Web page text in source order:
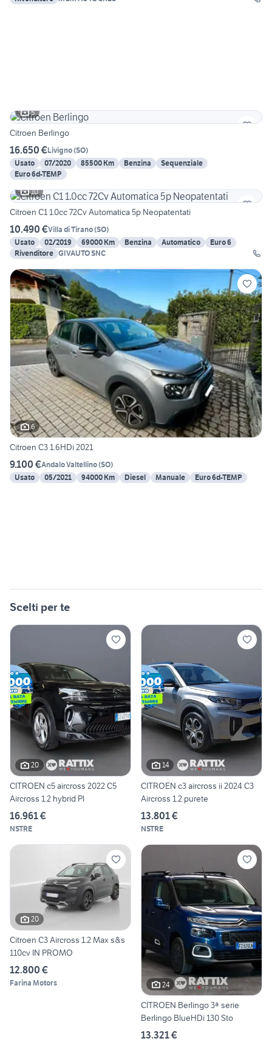
5
Citroen Berlingo
16.650 €Livigno(SO)
Usato
07/2020 85500 Km Benzina
Sequenziale
Euro 6d-TEMP
10
Citroen C1 1.0cc 72Cv Automatica 5p Neopatentati
10.490 €Villa di Tirano(SO)
Usato
02/2019 69000 Km Benzina Automatico
Euro 6
Rivenditore GIVAUTO SNC
6
Citroen C3 1.6HDi 2021
9.100 €Andalo Valtellino(SO)
Usato
05/2021 94000 Km Diesel Manuale Euro 6d-TEMP
Scelti per te
20
CITROEN c5 aircross 2022 C5
Aircross 1.2 hybrid Pl
16.961 €
NSTRE
14
CITROEN c3 aircross ii 2024 C3
Aircross 1.2 purete
13.801 €
NSTRE
20
Citroen C3 Aircross 1.2 Max s&s
110cv IN PROMO
12.800 €
Farina Motors 24
CITROEN Berlingo 3ª serie
Berlingo BlueHDi 130 Sto
13.321 €